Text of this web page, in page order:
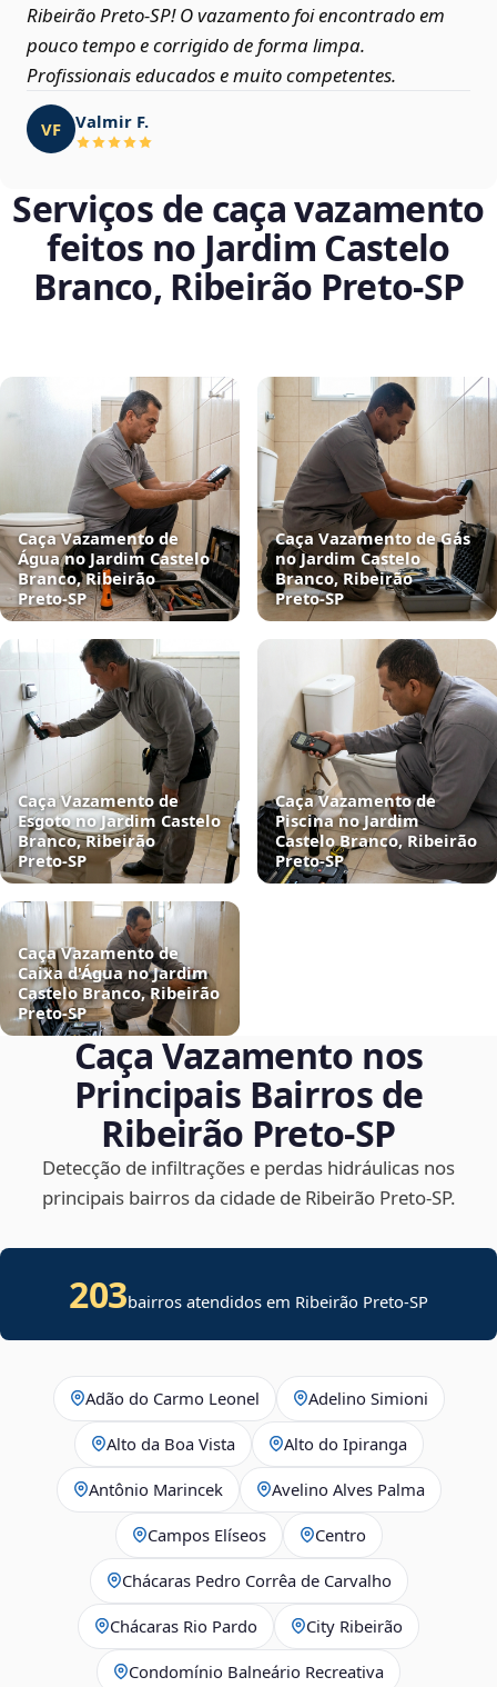
Ribeirão Preto‑SP! O vazamento foi encontrado em
pouco tempo e corrigido de forma limpa.
Profissionais educados e muito competentes.
VF Valmir F.
Serviços de caça vazamento
feitos no Jardim Castelo
Branco, Ribeirão Preto‑SP
Caça Vazamento de
Água no Jardim Castelo
Branco, Ribeirão
Preto‑SP
Caça Vazamento de Gás
no Jardim Castelo
Branco, Ribeirão
Preto‑SP
Caça Vazamento de
Esgoto no Jardim Castelo
Branco, Ribeirão
Preto‑SP
Caça Vazamento de
Piscina no Jardim
Castelo Branco, Ribeirão
Preto‑SP
Caça Vazamento de
Caixa d'Água no Jardim
Castelo Branco, Ribeirão
Preto‑SP
Caça Vazamento nos
Principais Bairros de
Ribeirão Preto‑SP
Detecção de infiltrações e perdas hidráulicas nos
principais bairros da cidade de Ribeirão Preto‑SP.
203bairros atendidos em Ribeirão Preto-SP
Adão do Carmo Leonel Adelino Simioni
Alto da Boa Vista Alto do Ipiranga
Antônio Marincek Avelino Alves Palma
Campos Elíseos Centro
Chácaras Pedro Corrêa de Carvalho
Chácaras Rio Pardo City Ribeirão
Condomínio Balneário Recreativa